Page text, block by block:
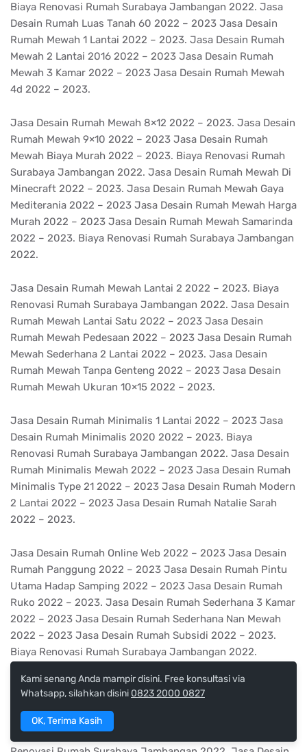
Biaya Renovasi Rumah Surabaya Jambangan 2022. Jasa
Desain Rumah Luas Tanah 60 2022 – 2023 Jasa Desain
Rumah Mewah 1 Lantai 2022 – 2023. Jasa Desain Rumah
Mewah 2 Lantai 2016 2022 – 2023 Jasa Desain Rumah
Mewah 3 Kamar 2022 – 2023 Jasa Desain Rumah Mewah
4d 2022 – 2023.
Jasa Desain Rumah Mewah 8×12 2022 – 2023. Jasa Desain
Rumah Mewah 9×10 2022 – 2023 Jasa Desain Rumah
Mewah Biaya Murah 2022 – 2023. Biaya Renovasi Rumah
Surabaya Jambangan 2022. Jasa Desain Rumah Mewah Di
Minecraft 2022 – 2023. Jasa Desain Rumah Mewah Gaya
Mediterania 2022 – 2023 Jasa Desain Rumah Mewah Harga
Murah 2022 – 2023 Jasa Desain Rumah Mewah Samarinda
2022 – 2023. Biaya Renovasi Rumah Surabaya Jambangan
2022.
Jasa Desain Rumah Mewah Lantai 2 2022 – 2023. Biaya
Renovasi Rumah Surabaya Jambangan 2022. Jasa Desain
Rumah Mewah Lantai Satu 2022 – 2023 Jasa Desain
Rumah Mewah Pedesaan 2022 – 2023 Jasa Desain Rumah
Mewah Sederhana 2 Lantai 2022 – 2023. Jasa Desain
Rumah Mewah Tanpa Genteng 2022 – 2023 Jasa Desain
Rumah Mewah Ukuran 10×15 2022 – 2023.
Jasa Desain Rumah Minimalis 1 Lantai 2022 – 2023 Jasa
Desain Rumah Minimalis 2020 2022 – 2023. Biaya
Renovasi Rumah Surabaya Jambangan 2022. Jasa Desain
Rumah Minimalis Mewah 2022 – 2023 Jasa Desain Rumah
Minimalis Type 21 2022 – 2023 Jasa Desain Rumah Modern
2 Lantai 2022 – 2023 Jasa Desain Rumah Natalie Sarah
2022 – 2023.
Jasa Desain Rumah Online Web 2022 – 2023 Jasa Desain
Rumah Panggung 2022 – 2023 Jasa Desain Rumah Pintu
Utama Hadap Samping 2022 – 2023 Jasa Desain Rumah
Ruko 2022 – 2023. Jasa Desain Rumah Sederhana 3 Kamar
2022 – 2023 Jasa Desain Rumah Sederhana Nan Mewah
2022 – 2023 Jasa Desain Rumah Subsidi 2022 – 2023.
Biaya Renovasi Rumah Surabaya Jambangan 2022.
Jasa Desain Rumah Terbaru 2022 – 2023 Jasa Desain
Rumah Toko 2022 – 2023 Jasa Desain Rumah Type 36
2022 – 2023. Jasa Desain Rumah Ukuran 5×10 2022 –
2023 Jasa Desain Rumah Villa 2022 – 2023. Biaya
Kami senang Anda mampir disini. Free konsultasi via
Whatsapp, silahkan disini 0823 2000 0827
OK, Terima Kasih